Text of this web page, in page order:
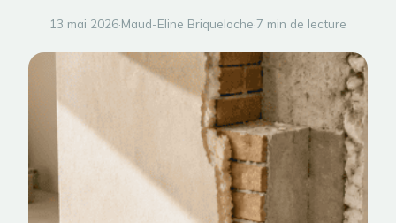
13 mai 2026·Maud-Eline Briqueloche·7 min de lecture